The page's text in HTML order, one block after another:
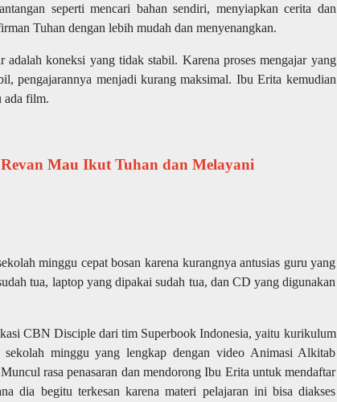
seperti mencari bahan sendiri, menyiapkan cerita dan
Tuhan dengan lebih mudah dan menyenangkan.
adalah koneksi yang tidak stabil. Karena proses mengajar yang
pengajarannya menjadi kurang maksimal. Ibu Erita kemudian
ada film.
Mau Ikut Tuhan dan Melayani
minggu cepat bosan karena kurangnya antusias guru yang
tua, laptop yang dipakai sudah tua, dan CD yang digunakan
CBN Disciple dari tim Superbook Indonesia, yaitu kurikulum
sekolah minggu yang lengkap dengan video Animasi Alkitab
rasa penasaran dan mendorong Ibu Erita untuk mendaftar
dia begitu terkesan karena materi pelajaran ini bisa diakses